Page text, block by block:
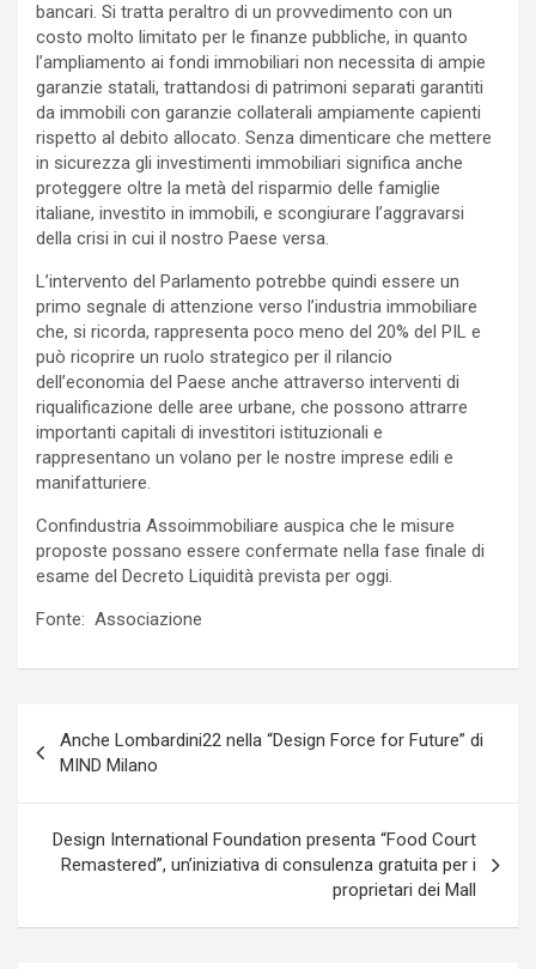
bancari. Si tratta peraltro di un provvedimento con un
costo molto limitato per le finanze pubbliche, in quanto
l’ampliamento ai fondi immobiliari non necessita di ampie
garanzie statali, trattandosi di patrimoni separati garantiti
da immobili con garanzie collaterali ampiamente capienti
rispetto al debito allocato. Senza dimenticare che mettere
in sicurezza gli investimenti immobiliari significa anche
proteggere oltre la metà del risparmio delle famiglie
italiane, investito in immobili, e scongiurare l’aggravarsi
della crisi in cui il nostro Paese versa.
L’intervento del Parlamento potrebbe quindi essere un
primo segnale di attenzione verso l’industria immobiliare
che, si ricorda, rappresenta poco meno del 20% del PIL e
può ricoprire un ruolo strategico per il rilancio
dell’economia del Paese anche attraverso interventi di
riqualificazione delle aree urbane, che possono attrarre
importanti capitali di investitori istituzionali e
rappresentano un volano per le nostre imprese edili e
manifatturiere.
Confindustria Assoimmobiliare auspica che le misure
proposte possano essere confermate nella fase finale di
esame del Decreto Liquidità prevista per oggi.
Fonte: Associazione
articoli
Anche Lombardini22 nella “Design Force for Future” di
MIND Milano
Design International Foundation presenta “Food Court
Remastered”, un’iniziativa di consulenza gratuita per i
proprietari dei Mall